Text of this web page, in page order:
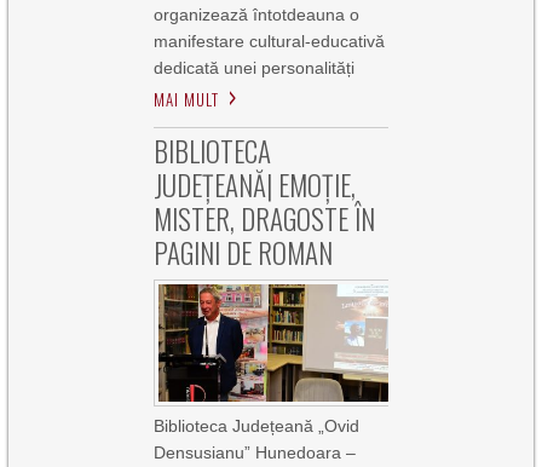
organizează întotdeauna o
manifestare cultural-educativă
dedicată unei personalități
MAI MULT
BIBLIOTECA
JUDEȚEANĂ| EMOȚIE,
MISTER, DRAGOSTE ÎN
PAGINI DE ROMAN
Biblioteca Județeană „Ovid
Densusianu” Hunedoara –